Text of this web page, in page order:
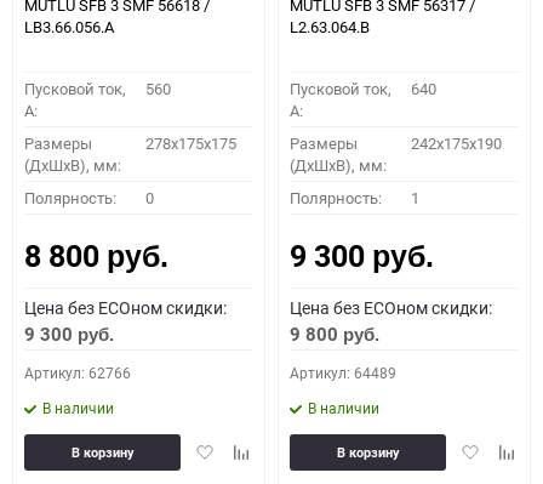
MUTLU SFB 3 SMF 56618 /
LB3.66.056.A
Пусковой ток,
A:
560
Размеры
(ДхШхВ), мм:
278x175x175
Полярность: 0
8 800 руб.
Цена без ECOном скидки:
9 300 руб.
Артикул: 62766
В наличии
ДобавитьДобавить
В корзину
MUTLU SFB 3 SMF 56317 /
L2.63.064.B
Пусковой ток,
A:
640
Размеры
(ДхШхВ), мм:
242x175x190
Полярность: 1
9 300 руб.
Цена без ECOном скидки:
9 800 руб.
Артикул: 64489
В наличии
Добавить
В корзину